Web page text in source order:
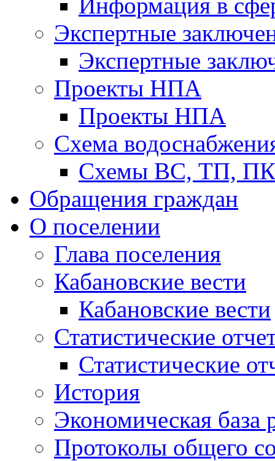
Экспертные
Экспертные
Проекты НПА
Проекты НПА
Схема
Схемы ВС, ТП,
Обращения граждан
О поселении
Глава поселения
Кабановские вести
Кабановские вести
Статистические
Статистические
История
Экономическая база
Протоколы общего